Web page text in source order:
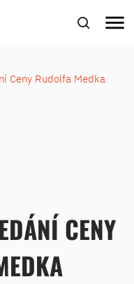
menu
Ceny Rudolfa Medka
CENY